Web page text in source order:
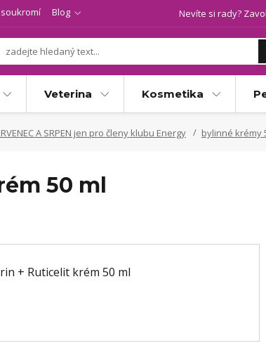
Blog Nevíte si rady?
Veterina Kosmetika
A SRPEN jen pro členy klubu Energy bylinné krémy
50 ml